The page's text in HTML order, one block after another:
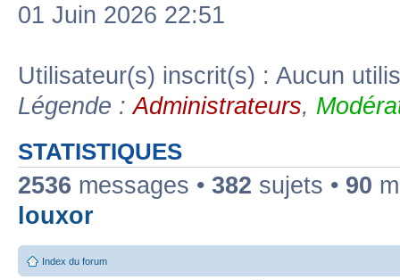
01 Juin 2026 22:51
Utilisateur(s) inscrit(s) : Aucun
Légende :Administrateurs,
STATISTIQUES
2536 messages • 382 sujets • 90
louxor
Index du forum